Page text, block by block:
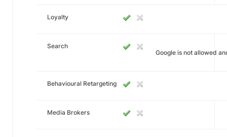
Loyalty
Search
Google is not allowed
Behavioural Retargeting
Media Brokers